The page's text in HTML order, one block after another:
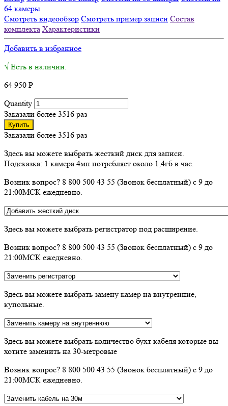
64 камеры
Смотреть видеообзор Смотреть пример записи Состав
комплекта Характеристики
Добавить в избранное
√ Есть в наличии.
64 950 Р
Quantity
Заказали более 3516 раз
Купить
Заказали более 3516 раз
Здесь вы можете выбрать жесткий диск для записи.
Подсказка: 1 камера 4мп потребляет около 1,4гб в час.
Возник вопрос? 8 800 500 43 55 (Звонок бесплатный) с 9 до
21:00МСК ежедневно.
Здесь вы можете выбрать регистратор под расширение.
Возник вопрос? 8 800 500 43 55 (Звонок бесплатный) с 9 до
21:00МСК ежедневно.
Здесь вы можете выбрать замену камер на внутренние,
купольные.
Здесь вы можете выбрать количество бухт кабеля которые вы
хотите заменить на 30-метровые
Возник вопрос? 8 800 500 43 55 (Звонок бесплатный) с 9 до
21:00МСК ежедневно.